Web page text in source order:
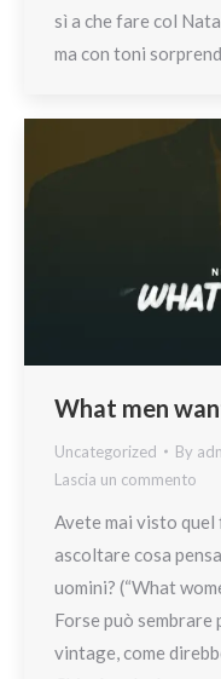
sì a che fare col
ma con toni
What men
Uncategorized By
Lascia un commento
Avete mai visto quel
ascoltare cosa
uomini? (“What
Forse può sembrare
vintage, come